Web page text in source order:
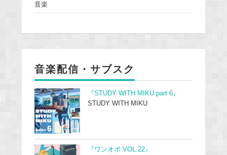
音楽
音楽配信・サブスク
『STUDY WITH MIKU part 6』
STUDY WITH MIKU
『ワンオポ VOL.22』